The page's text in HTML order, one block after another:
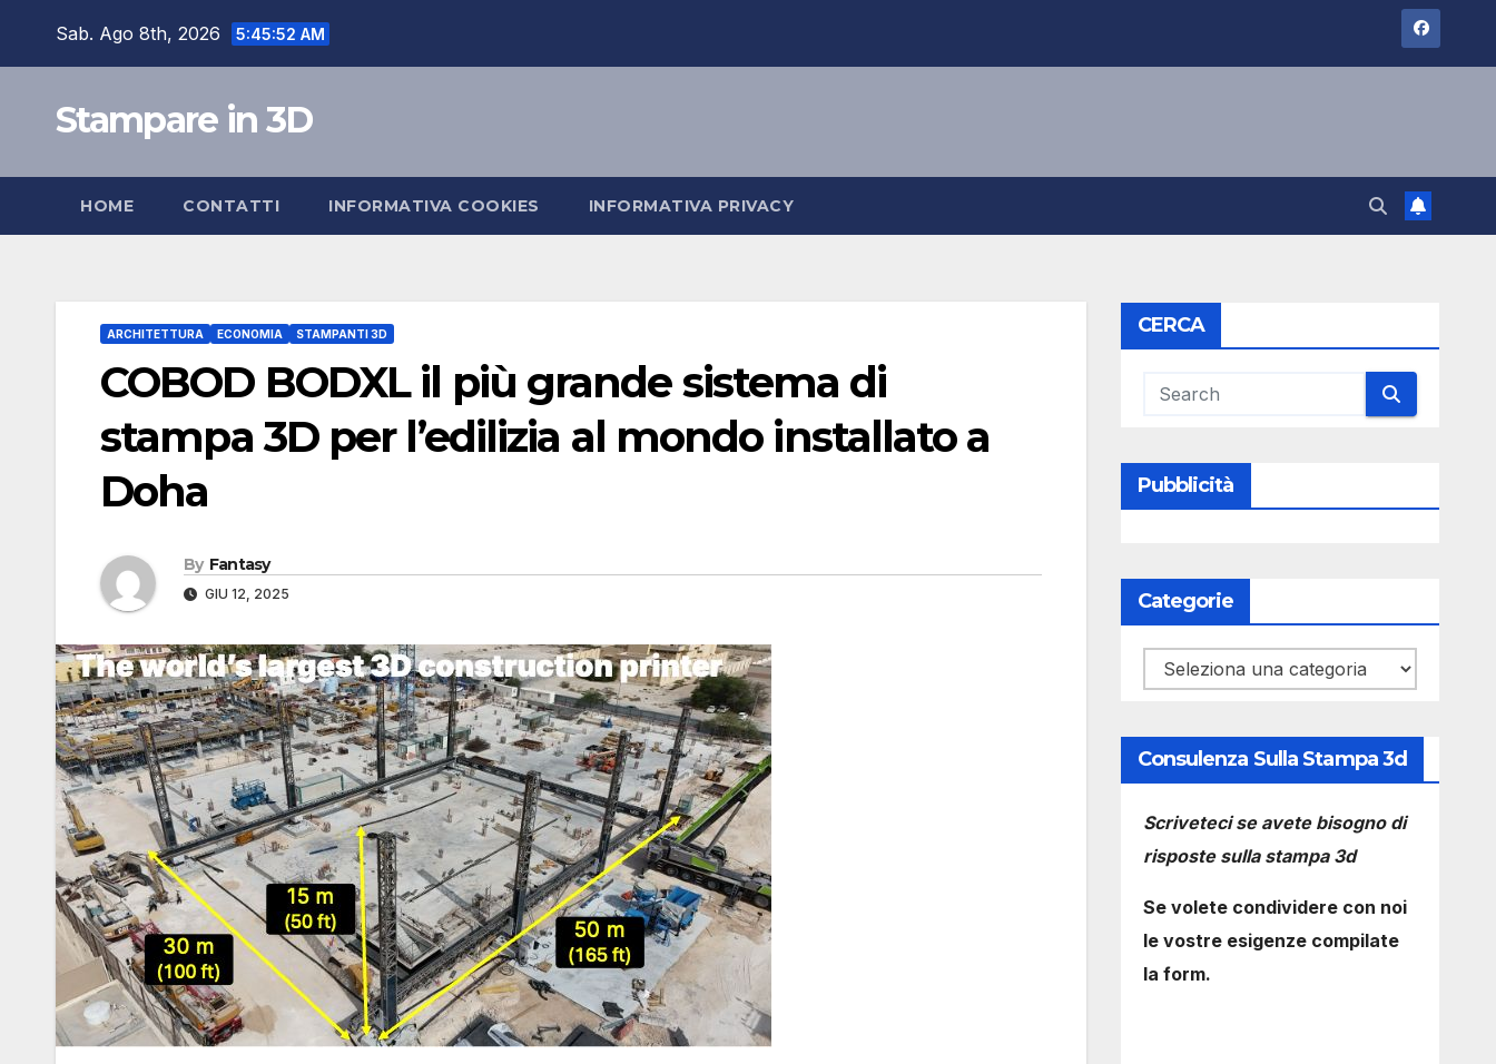
Sab. Ago 8th, 2026 5:45:53 AM
Stampare in 3D
HOME CONTATTI INFORMATIVA COOKIES INFORMATIVA PRIVACY
ARCHITETTURA ECONOMIA STAMPANTI 3D
COBOD BODXL il più grande sistema di
stampa 3D per l’edilizia al mondo installato a
Doha
By Fantasy
GIU 12, 2025
CERCA
Pubblicità
Categorie
Categorie
Consulenza Sulla Stampa 3d
Scriveteci se avete bisogno di
risposte sulla stampa 3d
Se volete condividere con noi
le vostre esigenze compilate
la form.